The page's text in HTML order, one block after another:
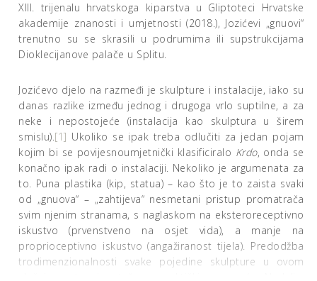
XIII. trijenalu hrvatskoga kiparstva u Gliptoteci Hrvatske
akademije znanosti i umjetnosti (2018.), Jozićevi „gnuovi“
trenutno su se skrasili u podrumima ili supstrukcijama
Dioklecijanove palače u Splitu.
Jozićevo djelo na razmeđi je skulpture i instalacije, iako su
danas razlike između jednog i drugoga vrlo suptilne, a za
neke i nepostojeće (instalacija kao skulptura u širem
smislu).[1] Ukoliko se ipak treba odlučiti za jedan pojam
kojim bi se povijesnoumjetnički klasificiralo Krdo, onda se
konačno ipak radi o instalaciji. Nekoliko je argumenata za
to. Puna plastika (kip, statua) – kao što je to zaista svaki
od „gnuova“ – „zahtijeva“ nesmetani pristup promatrača
svim njenim stranama, s naglaskom na eksteroreceptivno
iskustvo (prvenstveno na osjet vida), a manje na
proprioceptivno iskustvo (angažiranost tijela). Predodžba
trodimenzionalnosti svake pojedine skulpture u ovom